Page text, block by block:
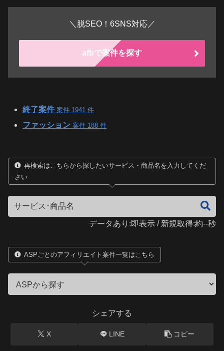
＼脱SEO！6SNS対応／
afbで案件を探す
終了案件 案件 1941 件
ファッション 案件 188 件
再検索はこちらから探したいサービス・商品名を入力してくだ
さい
データあり:即表示 / 新規取得:約--秒
ASPごとのアフィリエイト案件一覧はこちら
シェアする
X LINE コピー